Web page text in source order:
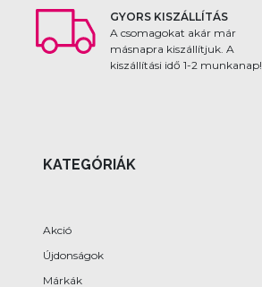
GYORS KISZÁLLÍTÁS
A csomagokat akár már
másnapra kiszállítjuk. A
kiszállítási idő 1-2 munkanap!
KATEGÓRIÁK
Akció
Újdonságok
Márkák